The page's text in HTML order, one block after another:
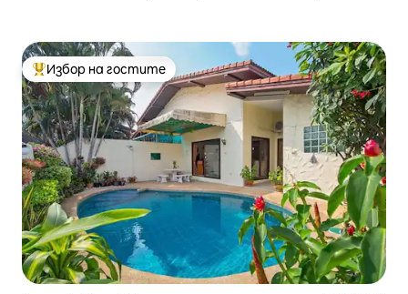
Най-популярен избор на гостите
Избор на гостите